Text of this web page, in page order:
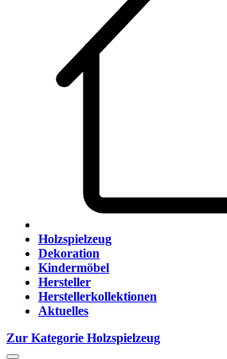
Holzspielzeug
Dekoration
Kindermöbel
Hersteller
Herstellerkollektionen
Aktuelles
Zur Kategorie Holzspielzeug